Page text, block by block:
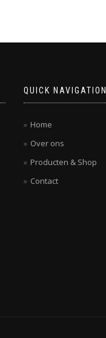
QUICK NAVIGATION
Home
Over ons
Producten & Shop
Contact